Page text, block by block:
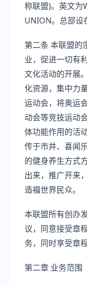
称联盟)。英文为
UNION。总部设
第二条 本联盟的
业，促进一切有
文化活动的开展
化资源，集中力
运动会，将奥运
动会等竞技运动
体功能作用的活
传于市井、喜闻
的健身养生方式
出来，推广开来
造福世界民众。
本联盟所有创办
议，同意接受章
务，同时享受章
第二章 业务范围